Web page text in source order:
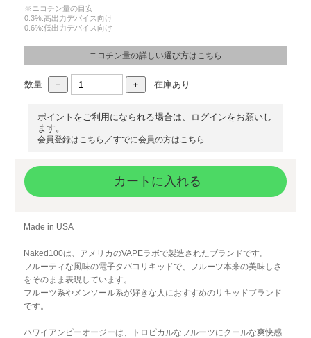
※ニコチン量の目安
0.3%:高出力デバイス向け
0.6%:低出力デバイス向け
ニコチン量の詳しい選び方はこちら
数量 在庫あり
ポイントをご利用になられる場合は、ログインをお願いし
ます。
会員登録はこちら ／すでに会員の方はこちら
カートに入れる
Made in USA
Naked100は、アメリカのVAPEラボで製造されたブランドです。
フルーティな風味の電子タバコリキッドで、フルーツ本来の美味しさ
をそのまま表現しています。
フルーツ系やメンソール系が好きな人におすすめのリキッドブランド
です。
ハワイアンピーオージーは、トロピカルなフルーツにクールな爽快感